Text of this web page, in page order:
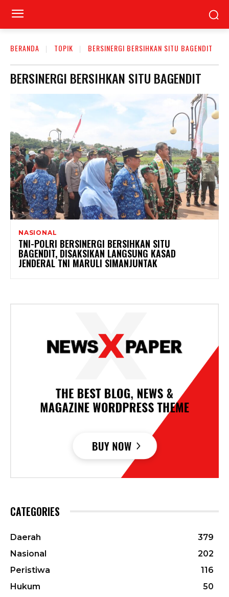
BERANDA TOPIK BERSINERGI BERSIHKAN SITU BAGENDIT
BERSINERGI BERSIHKAN SITU BAGENDIT
NASIONAL
TNI-POLRI BERSINERGI BERSIHKAN SITU
BAGENDIT, DISAKSIKAN LANGSUNG KASAD
JENDERAL TNI MARULI SIMANJUNTAK
CATEGORIES
Daerah
379
Nasional
202
Peristiwa
116
Hukum
50